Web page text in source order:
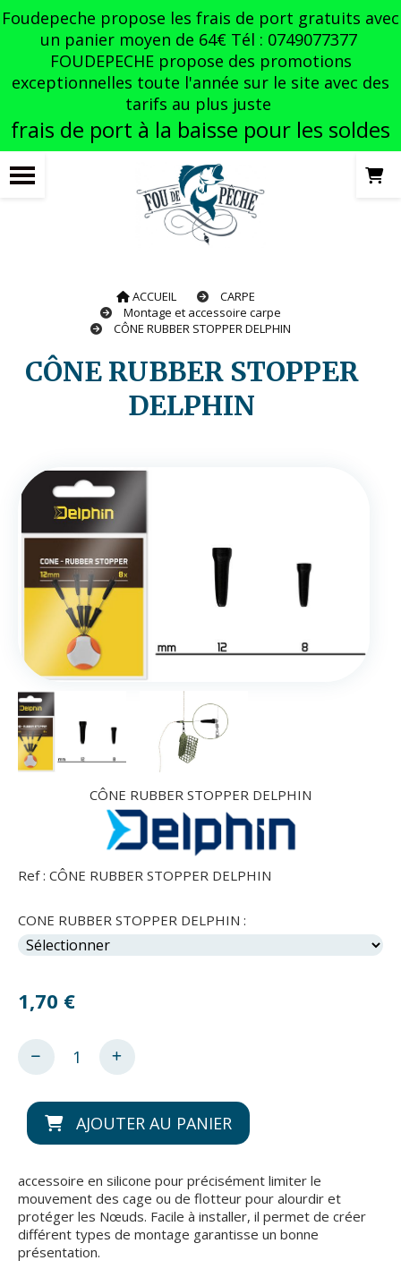
Foudepeche propose les frais de port gratuits avec
un panier moyen de 64€ Tél : 0749077377
FOUDEPECHE propose des promotions
exceptionnelles toute l'année sur le site avec des
tarifs au plus juste
frais de port à la baisse pour les soldes
ACCUEIL
CARPE
Montage et accessoire carpe
CÔNE RUBBER STOPPER DELPHIN
CÔNE RUBBER STOPPER
DELPHIN
CÔNE RUBBER STOPPER DELPHIN
Ref : CÔNE RUBBER STOPPER DELPHIN
CONE RUBBER STOPPER DELPHIN :
1,70 €
AJOUTER AU PANIER
accessoire en silicone pour précisément limiter le
mouvement des cage ou de flotteur pour alourdir et
protéger les Nœuds. Facile à installer, il permet de créer
différent types de montage garantisse un bonne
présentation.